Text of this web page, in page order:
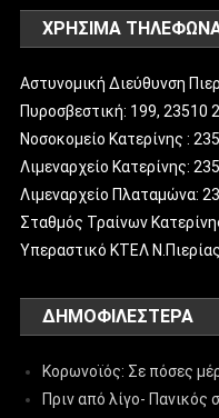
ΧΡΗΣΙΜΑ
Αστυνομική Διεύθυνση
Πυροσβεστική: 199, 23510
Νοσοκομείο Κατερίνης :
Λιμεναρχείο Κατερίνης:
Λιμεναρχείο Πλαταμώνα:
Σταθμός Τραίνων
Υπεραστικό ΚΤΕΛ
ΔΗΜΟΦΙΛΈΣΤΕΡΑ
Κορωνοϊός: Σε πόσες
Πριν από λίγο- Πανικός